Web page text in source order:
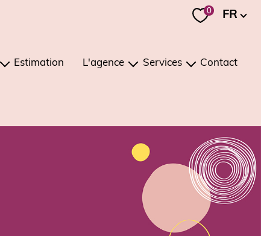
0 Langue
FR
Estimation L'agence
notre région
recrutement
Services
conciergerie
nos mandats
Contact